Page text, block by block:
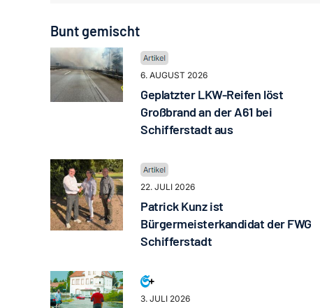
Bunt gemischt
6. AUGUST 2026
Geplatzter LKW-Reifen löst
Großbrand an der A61 bei
Schifferstadt aus
22. JULI 2026
Patrick Kunz ist
Bürgermeisterkandidat der FWG
Schifferstadt
3. JULI 2026